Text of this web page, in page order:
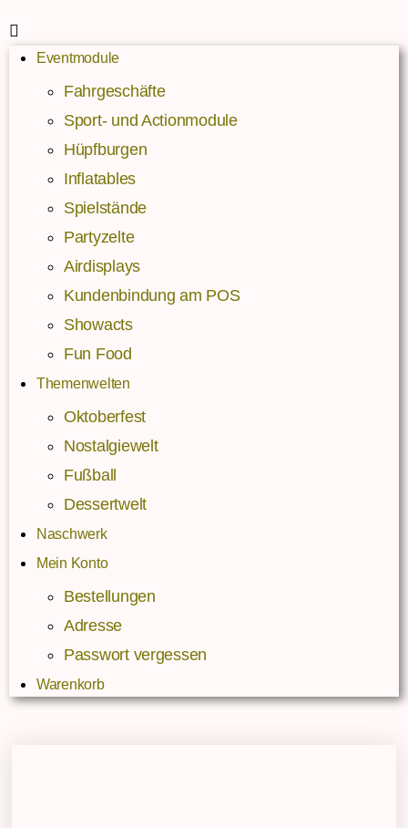
Eventmodule
Fahrgeschäfte
Sport- und Actionmodule
Hüpfburgen
Inflatables
Spielstände
Partyzelte
Airdisplays
Kundenbindung am POS
Showacts
Fun Food
Themenwelten
Oktoberfest
Nostalgiewelt
Fußball
Dessertwelt
Naschwerk
Mein Konto
Bestellungen
Adresse
Passwort vergessen
Warenkorb